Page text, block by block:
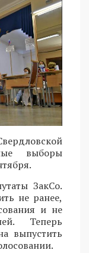
выборы
ЗакСо.
не ранее,
и не
Теперь
выпустить